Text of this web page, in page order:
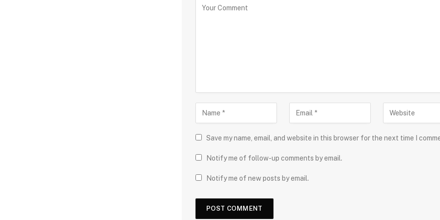
Save my name, email, and website in this browser for the next time I
Notify me of follow-up comments by email.
Notify me of new posts by email.